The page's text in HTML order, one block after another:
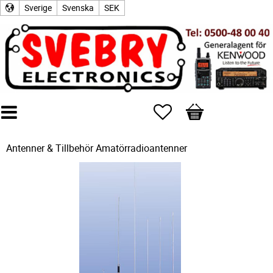
Sverige Svenska SEK
Favoriter
Kundvagn
Antenner & TillbehörAmatörradioantenner